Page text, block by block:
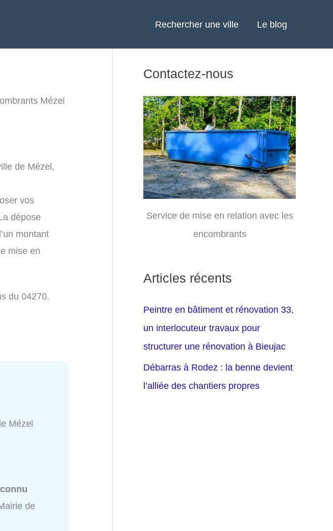
Rechercher une ville Le blog
Mézel
de Mézel,
vos
dépose
montant
mise en
du 04270.
Mézel
de
Contactez-nous
Service de mise en relation avec les
encombrants
Articles récents
Peintre en bâtiment et rénovation 33,
un interlocuteur travaux pour
structurer une rénovation à Bieujac
Débarras à Rodez : la benne devient
l’alliée des chantiers propres